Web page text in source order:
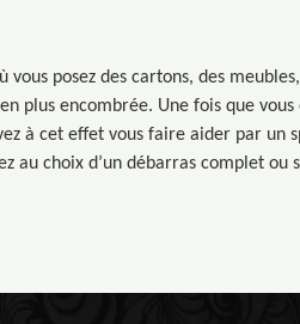
posez des cartons, des
plus encombrée. Une fois que vous
à cet effet vous faire aider par un
au choix d’un débarras complet ou